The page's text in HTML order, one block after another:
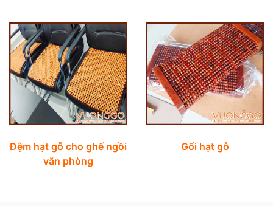
Đệm hạt gỗ cho ghế ngồi
văn phòng
Gối hạt gỗ